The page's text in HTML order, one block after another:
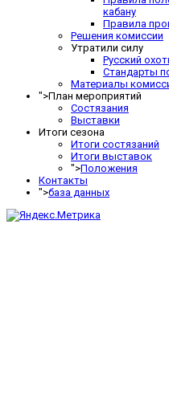
кабану
Правила
Решения комиссии
Утратили силу
Русский
Стандарты
Материалы
">План мероприятий
Состязания
Выставки
Итоги сезона
Итоги состязаний
Итоги выставок
">Положения
Контакты
">база данных